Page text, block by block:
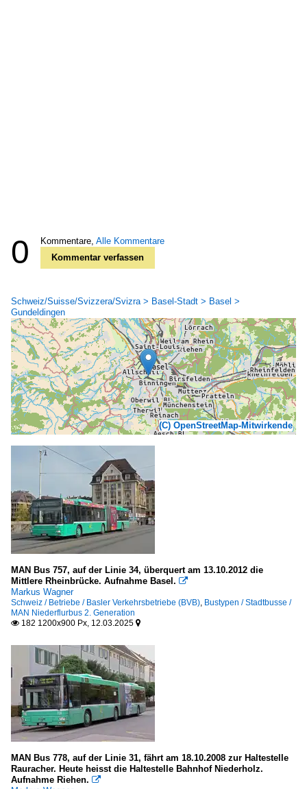
0 Kommentare, Alle Kommentare
Kommentar verfassen
Schweiz/Suisse/Svizzera/Svizra > Basel-Stadt > Basel >
Gundeldingen
(C) OpenStreetMap-Mitwirkende
MAN Bus 757, auf der Linie 34, überquert am 13.10.2012 die
Mittlere Rheinbrücke. Aufnahme Basel. 
Markus Wagner
Schweiz / Betriebe / Basler Verkehrsbetriebe (BVB), Bustypen / Stadtbusse /
MAN Niederflurbus 2. Generation
 182 1200x900 Px, 12.03.2025 
MAN Bus 778, auf der Linie 31, fährt am 18.10.2008 zur Haltestelle
Rauracher. Heute heisst die Haltestelle Bahnhof Niederholz.
Aufnahme Riehen. 